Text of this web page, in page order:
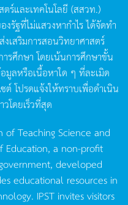
ร์และเทคโนโลยี (สสวท.)
รัฐที่ไม่แสวงหากำไรได้จัดทำ
งเสริมการสอนวิทยาศาสตร์
รศึกษา โดยเน้นการศึกษาขั้น
ลหรือเนื้อหาใด ๆ ที่ละเมิด
ต์โปรดแจ้งให้ทราบเพื่อดำเนิน
โดยเร็วที่สุด
Teaching Science and
Education, a non-profit
developed
educational resources in
IPST invites visitors